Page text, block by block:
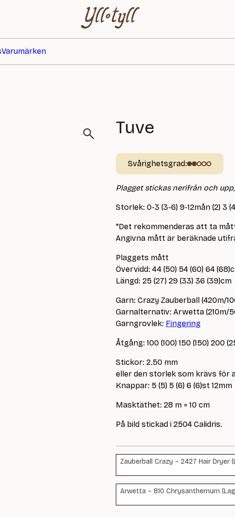
Varumärken
Tuve
Svårighetsgrad:
Plagget stickas nerifrån och
Storlek: 0-3 (3-6) 9-12mån (2) 3
*Det rekommenderas att ta
Angivna mått är beräknade
Plaggets mått
Övervidd: 44 (50) 54 (60) 64
Längd: 25 (27) 29 (33) 36 (39)cm
Garn: Crazy Zauberball (420m/
Garnalternativ: Arwetta (210m/
Garngrovlek: Fingering
Åtgång: 100 (100) 150 (150) 200
Stickor: 2.50 mm
eller den storlek som krävs
Knappar: 5 (5) 5 (6) 6 (6)st 12mm
Masktäthet: 28 m = 10 cm
På bild stickad i 2504 Calidris.
Zauberball Crazy – 2427 Hair Dryer
Arwetta – 810 Chrysanthemum